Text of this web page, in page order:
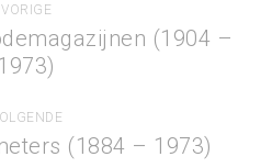
VORIGE
Previous
project:
(1904 –
1973)
Next
(1884 – 1973)